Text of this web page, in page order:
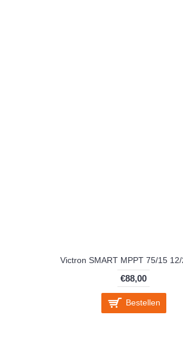
Victron SMART MPPT 75/15 12/
€88,00
Bestellen